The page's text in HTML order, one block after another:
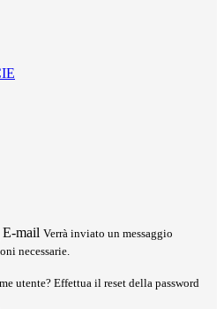
E-mail Verrà inviato un messaggio
necessarie.
utente? Effettua il reset della password